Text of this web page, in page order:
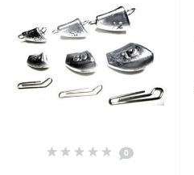
0